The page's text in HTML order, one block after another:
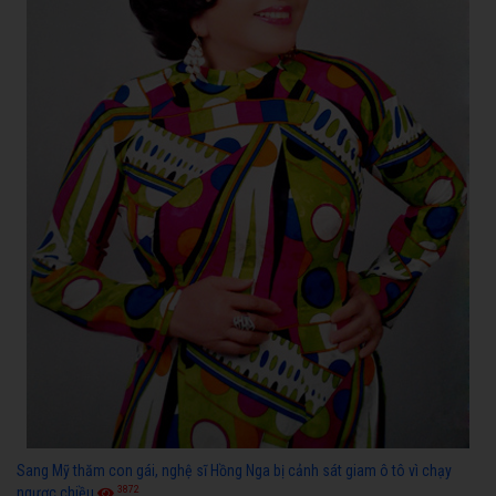
Sang Mỹ thăm con gái, nghệ sĩ Hồng Nga bị cảnh sát giam ô tô vì chạy
3872